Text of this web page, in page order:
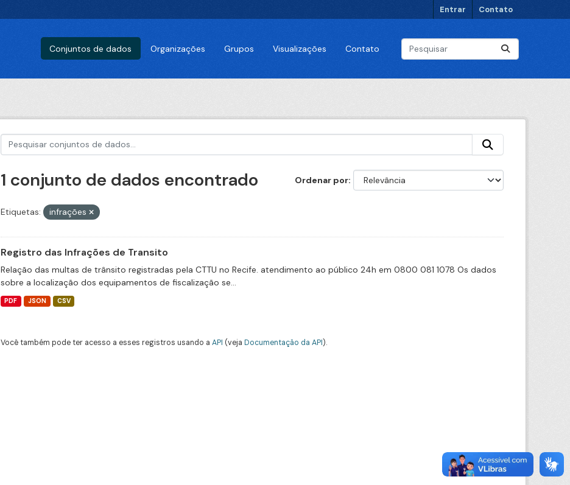
Entrar Contato
Conjuntos de dados Organizações Grupos Visualizações Contato
Ordenar por
1 conjunto de dados encontrado
Etiquetas: infrações
Registro das Infrações de Transito
Relação das multas de trânsito registradas pela CTTU no Recife. atendimento ao público 24h em 0800 081 1078 Os dados
sobre a localização dos equipamentos de fiscalização se...
PDF JSON CSV
Você também pode ter acesso a esses registros usando a API (veja Documentação da API).